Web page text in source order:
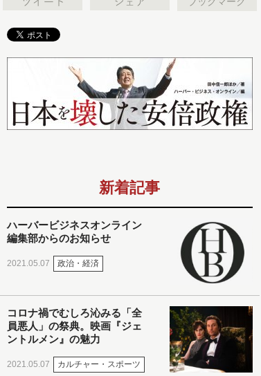
新着記事
ハーバービジネスオンライン
編集部からのお知らせ
2021.05.07 政治・経済
コロナ禍でむしろ沁みる「全
員悪人」の祭典。映画『ジェ
ントルメン』の魅力
2021.05.07 カルチャー・スポーツ